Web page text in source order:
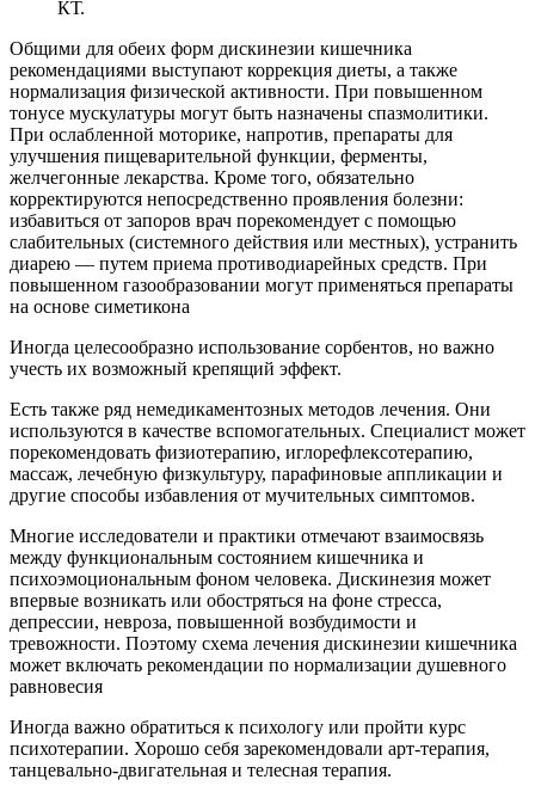
КТ.
Общими для обеих форм дискинезии кишечника
рекомендациями выступают коррекция диеты, а также
нормализация физической активности. При повышенном
тонусе мускулатуры могут быть назначены спазмолитики.
При ослабленной моторике, напротив, препараты для
улучшения пищеварительной функции, ферменты,
желчегонные лекарства. Кроме того, обязательно
корректируются непосредственно проявления болезни:
избавиться от запоров врач порекомендует с помощью
слабительных (системного действия или местных), устранить
диарею — путем приема противодиарейных средств. При
повышенном газообразовании могут применяться препараты
на основе симетикона
Иногда целесообразно использование сорбентов, но важно
учесть их возможный крепящий эффект.
Есть также ряд немедикаментозных методов лечения. Они
используются в качестве вспомогательных. Специалист может
порекомендовать физиотерапию, иглорефлексотерапию,
массаж, лечебную физкультуру, парафиновые аппликации и
другие способы избавления от мучительных симптомов.
Многие исследователи и практики отмечают взаимосвязь
между функциональным состоянием кишечника и
психоэмоциональным фоном человека. Дискинезия может
впервые возникать или обостряться на фоне стресса,
депрессии, невроза, повышенной возбудимости и
тревожности. Поэтому схема лечения дискинезии кишечника
может включать рекомендации по нормализации душевного
равновесия
Иногда важно обратиться к психологу или пройти курс
психотерапии. Хорошо себя зарекомендовали арт-терапия,
танцевально-двигательная и телесная терапия.